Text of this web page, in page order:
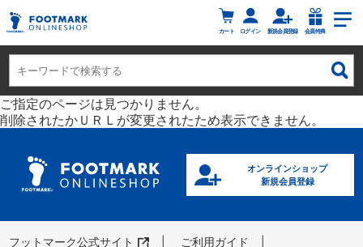
カート ログイン 新規会員登録 会員特典
ご指定のページは見つかりません。
削除されたかＵＲＬが変更されたため表示できません。
オンラインショップ
新規会員登録
フットマーク公式サイト
ご利用ガイド